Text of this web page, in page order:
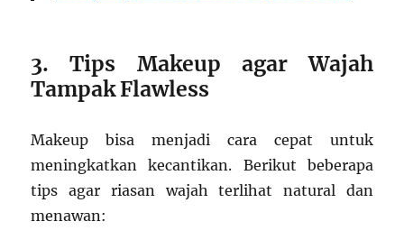
3. Tips Makeup agar Wajah
Tampak Flawless
Makeup bisa menjadi cara cepat untuk
meningkatkan kecantikan. Berikut beberapa
tips agar riasan wajah terlihat natural dan
menawan: